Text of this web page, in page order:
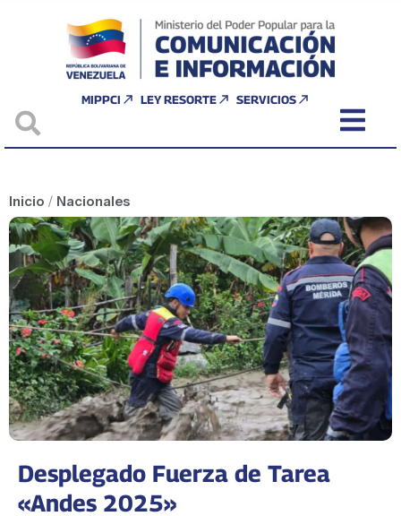
MIPPCI LEY RESORTE SERVICIOS
Inicio / Nacionales
Desplegado Fuerza de Tarea
«Andes 2025»